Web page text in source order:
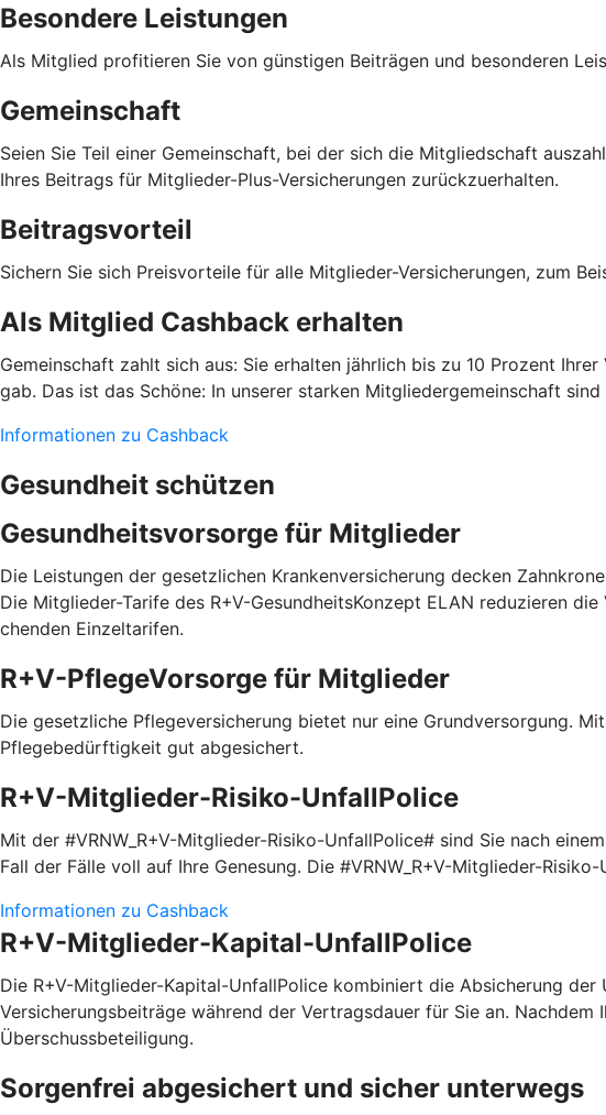
Besondere Leistungen
Als Mitglied profitieren Sie von günstigen Beiträgen und besonderen
Gemeinschaft
Seien Sie Teil einer Gemeinschaft, bei der sich die Mitgliedschaft
Ihres Beitrags für Mitglieder-Plus-Versicherungen zurückzuerhalten.
Beitragsvorteil
Sichern Sie sich Preisvorteile für alle Mitglieder-Versicherungen, zum
Als Mitglied Cashback erhalten
Gemeinschaft zahlt sich aus: Sie erhalten jährlich bis zu 10 Prozent
gab. Das ist das Schöne: In unserer starken Mitgliedergemeinschaft
Informationen zu Cashback
Gesundheit schützen
Gesundheitsvorsorge für Mitglieder
Die Leistungen der gesetzlichen Krankenversicherung decken
Die Mitglieder-Tarife des R+V-GesundheitsKonzept ELAN reduzieren
chenden Einzel­tarifen.
R+V-PflegeVorsorge für Mitglieder
Die gesetzliche Pflegeversicherung bietet nur eine Grundversorgung.
Pflegebedürftigkeit gut abgesichert.
R+V-Mitglieder-Risiko-UnfallPolice
Mit der #VRNW_R+V-Mitglieder-Risiko-UnfallPolice# sind Sie nach
Fall der Fälle voll auf Ihre Genesung. Die #VRNW_R+V-Mitglieder-
Informationen zu Cashback
R+V-Mitglieder-Kapital-UnfallPolice
Die R+V-Mitglieder-Kapital-UnfallPolice kombiniert die Absicherung
Versicherungsbeiträge während der Vertragsdauer für Sie an.
Überschussbeteiligung.
Sorgenfrei abgesichert und sicher unterwegs